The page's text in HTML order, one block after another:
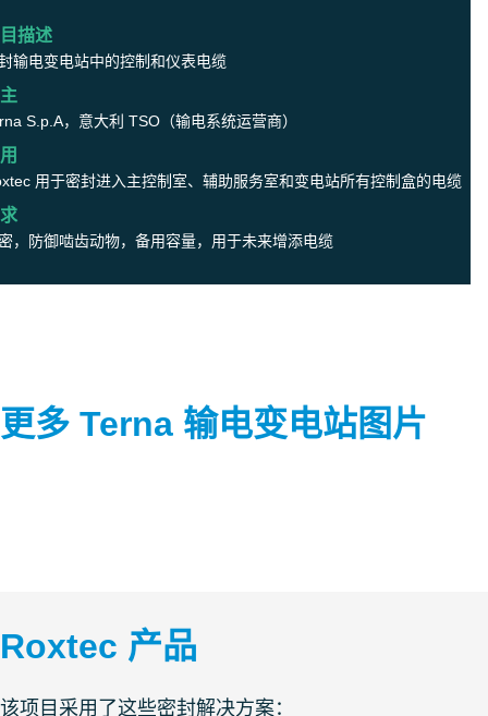
描述
输电变电站中的控制和仪表电缆
S.p.A，意大利 TSO（输电系统运营商）
用于密封进入主控制室、辅助服务室和变电站所有控制盒的电缆
，防御啮齿动物，备用容量，用于未来增添电缆
更多 Terna 输电变电站图片
Roxtec 产品
该项目采用了这些密封解决方案：